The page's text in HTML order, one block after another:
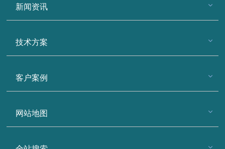
新闻资讯
技术方案
客户案例
网站地图